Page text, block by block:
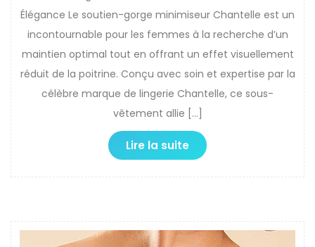
Élégance Le soutien-gorge minimiseur Chantelle est un
incontournable pour les femmes à la recherche d’un
maintien optimal tout en offrant un effet visuellement
réduit de la poitrine. Conçu avec soin et expertise par la
célèbre marque de lingerie Chantelle, ce sous-
vêtement allie […]
Lire la suite